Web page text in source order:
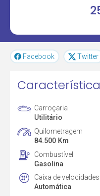
Facebook Twitter
Carroçaria
Utilitário
Quilometragem
84.500 Km
Combustível
Gasolina
Caixa de velocidades
Automática